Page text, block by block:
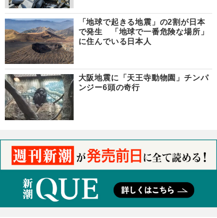
「地球で起きる地震」の2割が日本
で発生 「地球で一番危険な場所」
に住んでいる日本人
大阪地震に「天王寺動物園」チンパ
ンジー6頭の奇行